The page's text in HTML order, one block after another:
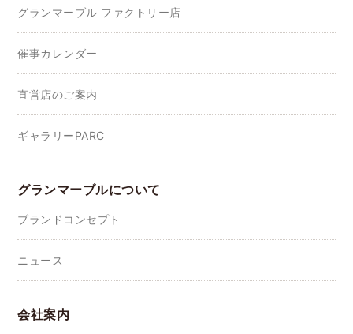
グランマーブル ファクトリー店
催事カレンダー
直営店のご案内
ギャラリーPARC
グランマーブルについて
ブランドコンセプト
ニュース
会社案内